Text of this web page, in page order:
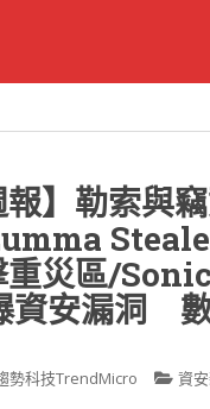
報】勒索與
重災區/
資安漏洞
勢科技TrendMicro 資